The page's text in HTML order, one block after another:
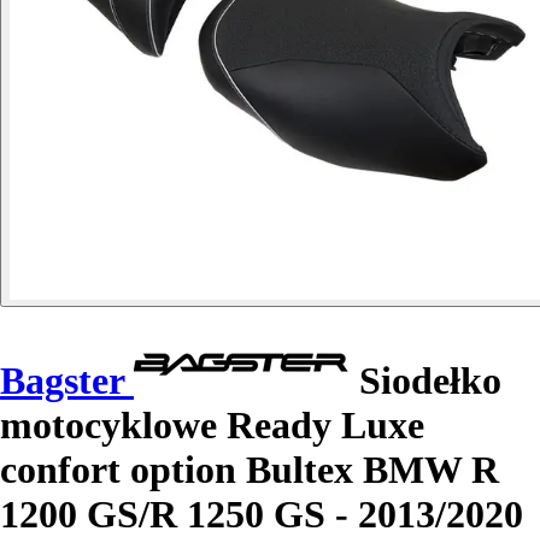
Bagster
Siodełko
motocyklowe Ready Luxe
confort option Bultex BMW R
1200 GS/R 1250 GS - 2013/2020